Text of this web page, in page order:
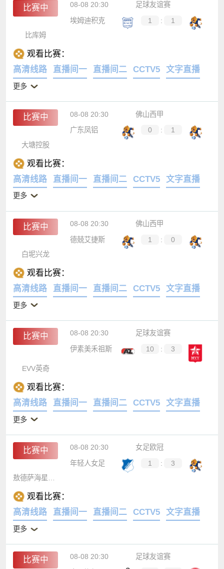
比赛中 08-08 20:30
足球友谊赛
埃姆迪积克
1 :
1
比库姆
观看比赛：
高清线路
直播间一 直播间二 CCTV5 文字直播
更多
比赛中 08-08 20:30
佛山西甲
广东凤铝
0 :
1
大塘控股
观看比赛：
高清线路
直播间一 直播间二 CCTV5 文字直播
更多
比赛中 08-08 20:30
佛山西甲
德兢艾捷斯
1 :
0
白坭兴龙
观看比赛：
高清线路
直播间一 直播间二 CCTV5 文字直播
更多
比赛中 08-08 20:30
足球友谊赛
伊素美禾祖斯
10 : 3
EVV英奇
观看比赛：
高清线路
直播间一 直播间二 CCTV5 文字直播
更多
比赛中 08-08 20:30
女足欧冠
年轻人女足
1 :
3
观看比赛：
高清线路
直播间一 直播间二 CCTV5 文字直播
更多
比赛中 08-08 20:30
足球友谊赛